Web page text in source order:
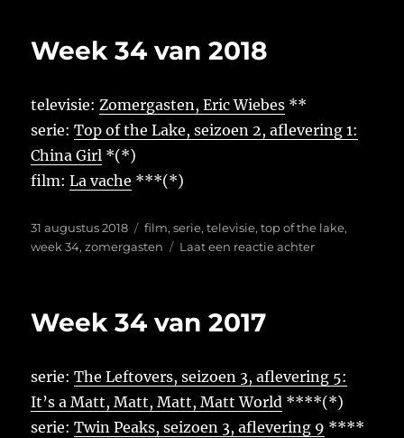
Week 34 van 2018
televisie:Zomergasten, Eric Wiebes **
serie:Top of the Lake, seizoen 2, aflevering 1:
China Girl *(*)
film:La vache ***(*)
Geplaatst
op
31 augustus 2018 Tags
film,serie,televisie,top of the lake,
week 34,zomergasten Laat een reactie achterop
Week 34 van 2017
serie:The Leftovers, seizoen 3, aflevering 5:
It’s a Matt, Matt, Matt, Matt World ****(*)
serie:Twin Peaks, seizoen 3, aflevering 9 ****